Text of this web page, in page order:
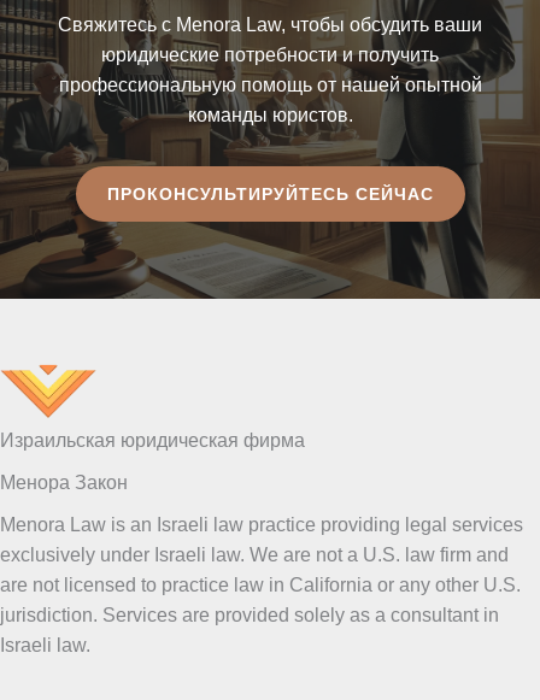
Свяжитесь с Menora Law, чтобы обсудить ваши
юридические потребности и получить
профессиональную помощь от нашей опытной
команды юристов.
ПРОКОНСУЛЬТИРУЙТЕСЬ СЕЙЧАС
Израильская юридическая фирма
Менора Закон
Menora Law is an Israeli law practice providing legal services
exclusively under Israeli law. We are not a U.S. law firm and
are not licensed to practice law in California or any other U.S.
jurisdiction. Services are provided solely as a consultant in
Israeli law.